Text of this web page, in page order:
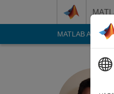
MATLAB Answers